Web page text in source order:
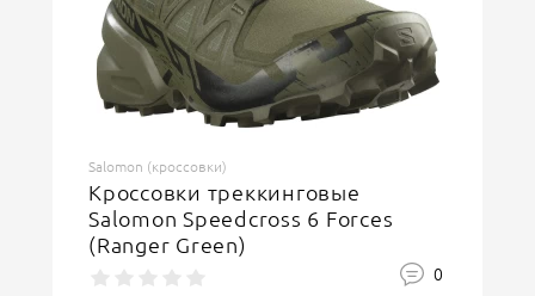
ОСТАВИТЬ ОТЗЫВ
Salomon (кроссовки)
Кроссовки треккинговые
Salomon Speedcross 6 Forces
(Ranger Green)
0